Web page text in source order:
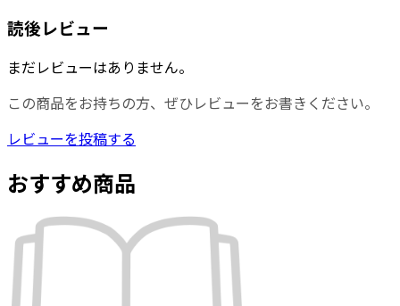
読後レビュー
まだレビューはありません。
この商品をお持ちの方、ぜひレビューをお書きください。
レビューを投稿する
おすすめ商品